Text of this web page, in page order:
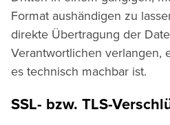
Format aushändigen zu
direkte Übertragung der
Verantwortlichen verlangen,
es technisch machbar ist.
SSL- bzw. TLS-